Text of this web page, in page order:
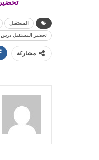
المستقبل
تحضير المستقبل درس
مشاركة